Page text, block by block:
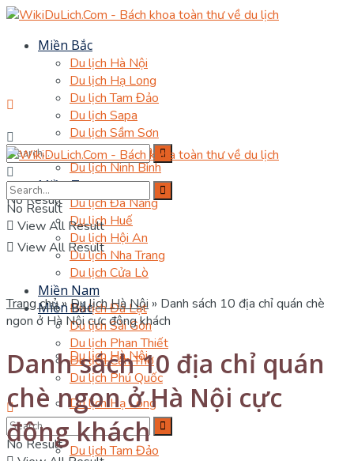
Miền Bắc
Du lịch Hà Nội
Du lịch Hạ Long
Du lịch Tam Đảo
Du lịch Sapa
Du lịch Sầm Sơn
Du lịch Hà Giang
Du lịch Ninh Bình
Miền Trung
Du lịch Đà Nẵng
Du lịch Huế
Du lịch Hội An
Du lịch Nha Trang
Du lịch Cửa Lò
Miền Nam
Du lịch Đà Lạt
Du lịch Sài Gòn
Du lịch Phan Thiết
Du lịch Cần Thơ
Du lịch Phú Quốc
No Result
No Result
View All Result
Miền Bắc
Du lịch Hà Nội
Du lịch Hạ Long
Du lịch Tam Đảo
No Result
View All Result
Trang chủ»Du lịch Hà Nội » Danh sách 10 địa chỉ quán chè
ngon ở Hà Nội cực đông khách
Danh sách 10 địa chỉ quán
chè ngon ở Hà Nội cực
đông khách